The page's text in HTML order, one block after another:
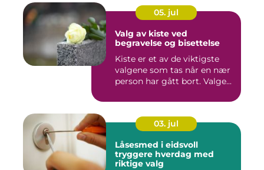
05. jul
Valg av kiste ved
begravelse og bisettelse
Kiste er et av de viktigste
valgene som tas når en nær
person har gått bort. Valge...
03. jul
Låsesmed i eidsvoll
tryggere hverdag med
riktige valg